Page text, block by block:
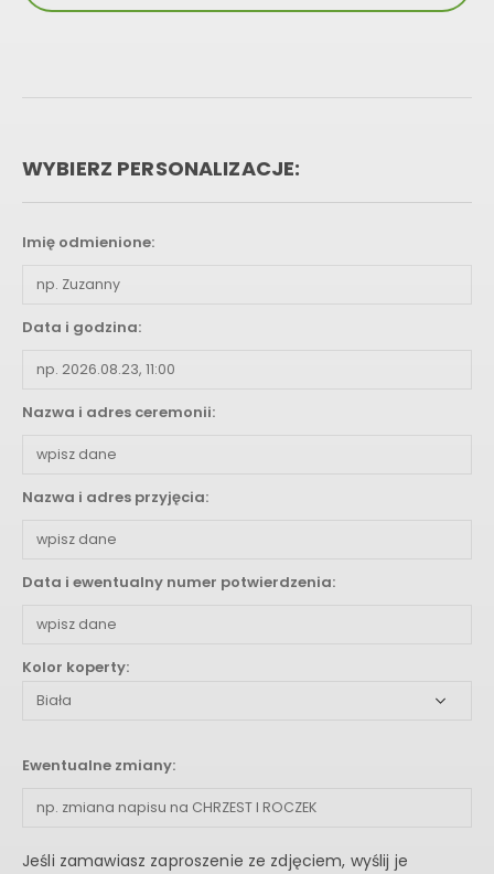
WYBIERZ PERSONALIZACJE:
Imię odmienione:
Data i godzina:
Nazwa i adres ceremonii:
Nazwa i adres przyjęcia:
Data i ewentualny numer potwierdzenia:
Kolor koperty:
Ewentualne zmiany:
Jeśli zamawiasz zaproszenie ze zdjęciem, wyślij je